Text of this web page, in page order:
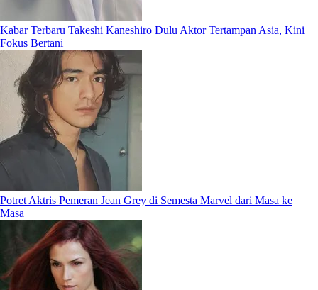
Kabar Terbaru Takeshi Kaneshiro Dulu Aktor Tertampan Asia, Kini
Fokus Bertani
Potret Aktris Pemeran Jean Grey di Semesta Marvel dari Masa ke
Masa